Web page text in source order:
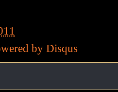
by Disqus